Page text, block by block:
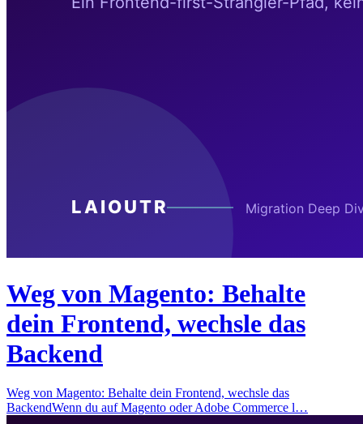
Weg von Magento: Behalte
dein Frontend, wechsle das
Backend
Weg von Magento: Behalte dein Frontend, wechsle das
BackendWenn du auf Magento oder Adobe Commerce l…